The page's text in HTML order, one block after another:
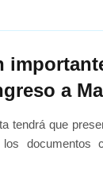
a
tendrá que
documentos